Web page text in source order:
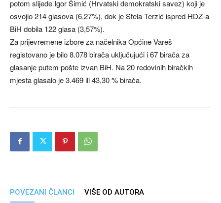
potom slijede Igor Šimić (Hrvatski demokratski savez) koji je
osvojio 214 glasova (6,27%), dok je Stela Terzić ispred HDZ-a
BiH dobila 122 glasa (3,57%).
Za prijevremene izbore za načelnika Općine Vareš
registovano je bilo 8.078 birača uključujući i 67 birača za
glasanje putem pošte izvan BiH. Na 20 redovinih biračkih
mjesta glasalo je 3.469 ili 43,30 % birača.
POVEZANI ČLANCI VIŠE OD AUTORA